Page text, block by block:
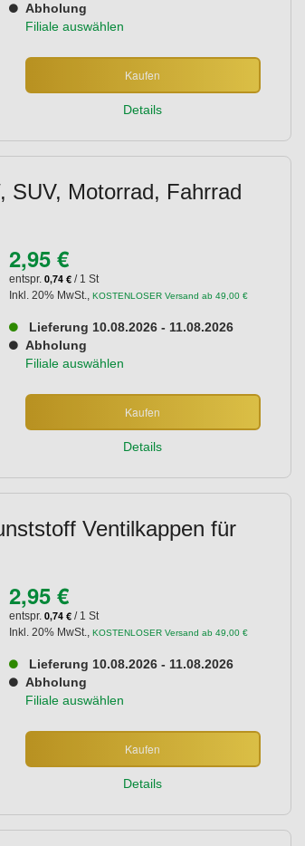
Abholung
Filiale auswählen
Kaufen
Details
SUV, Motorrad, Fahrrad
2,95 €
entspr.0,74 € / 1 St
Inkl. 20% MwSt.,KOSTENLOSER Versand ab 49,00 €
Lieferung 10.08.2026 - 11.08.2026
Abholung
Filiale auswählen
Kaufen
Details
Ventilkappen für
2,95 €
entspr.0,74 € / 1 St
Inkl. 20% MwSt.,KOSTENLOSER Versand ab 49,00 €
Lieferung 10.08.2026 - 11.08.2026
Abholung
Filiale auswählen
Kaufen
Details